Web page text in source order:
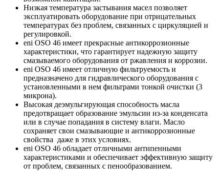
Низкая температура застывания масел позволяет
эксплуатировать оборудование при отрицательных
температурах без проблем, связанных с циркуляцией и
регулировкой.
eni OSO 46 имеет прекрасные антикоррозионные
характеристики, что гарантирует надежную защиту
смазываемого оборудования от ржавления и коррозии.
eni OSO 46 имеет отличную фильтруемость и
предназначено для гидравлического оборудования с
установленными в нем фильтрами тонкой очистки (3
микрона).
Высокая деэмульгирующая способность масла
предотвращает образование эмульсии из-за конденсата
или в случае попадания в систему влаги. Масло
сохраняет свои смазывающие и антикоррозионные
свойства даже в этих условиях.
eni OSO 46 обладает отличными антипенными
характеристиками и обеспечивает эффективную защиту
от проблем, связанных с пенообразованием.